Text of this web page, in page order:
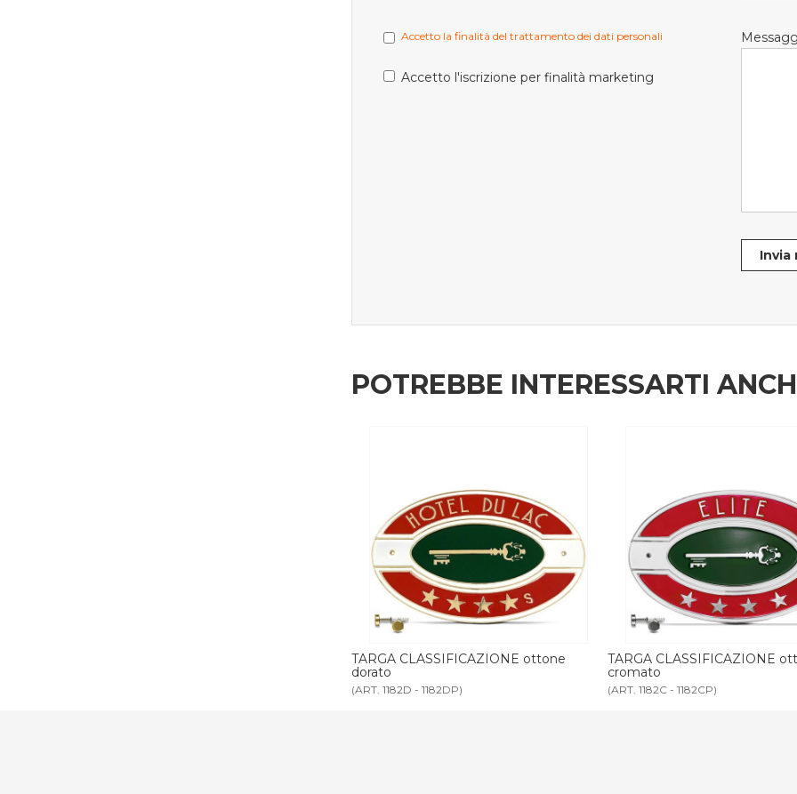
Accetto la finalità del trattamento dei dati personali
Accetto l'iscrizione per finalità marketing
Invia
POTREBBE INTERESSARTI
TARGA CLASSIFICAZIONE ottone
cromato
(ART. 1182C - 1182CP)
TARGA CLASSIFICAZIONE
dorato
(ART. 0943)